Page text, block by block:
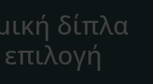
δίπλα